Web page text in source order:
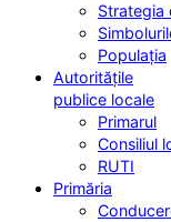
Strategia
Populația
Autoritățile
publice locale
Primarul
Consiliul
RUTI
Primăria